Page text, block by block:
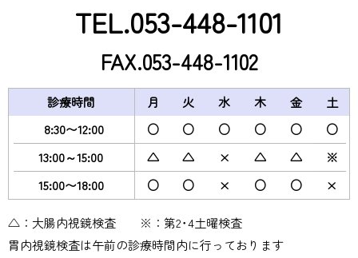
TEL.053-448-1101
FAX.053-448-1102
診療時間 月 火 水 木 金
土
8:30〜12:00
○ ○ ○ ○ ○
○
13:00～15:00
△ △ × △ △
※
15:00〜18:00
○ ○ × ○ ○ ×
△：大腸内視鏡検査 ※：第2･4土曜検査
胃内視鏡検査は午前の診療時間内に行っております